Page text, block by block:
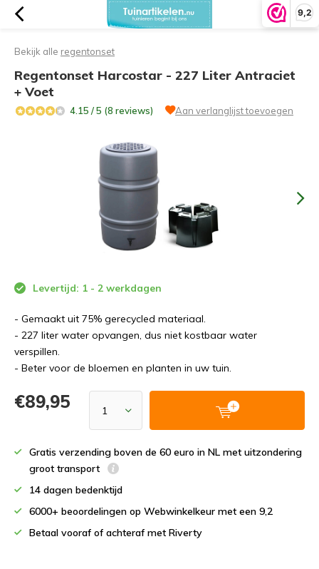
9,2
Bekijk alle regentonset
Regentonset Harcostar - 227 Liter Antraciet
+ Voet
4.15 / 5 (8 reviews) Aan verlanglijst toevoegen
Levertijd: 1 - 2 werkdagen
- Gemaakt uit 75% gerecycled materiaal.
- 227 liter water opvangen, dus niet kostbaar water
verspillen.
- Beter voor de bloemen en planten in uw tuin.
€89,95
Gratis verzending boven de 60 euro in NL met uitzondering
groot transport
14 dagen bedenktijd
6000+ beoordelingen op Webwinkelkeur met een 9,2
Betaal vooraf of achteraf met Riverty